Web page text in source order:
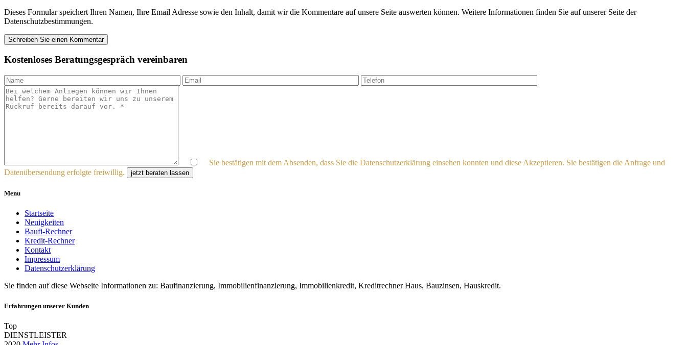
Dieses Formular speichert Ihren Namen, Ihre Email Adresse sowie den Inhalt, damit wir die Kommentare auf unsere Seite auswerten können. Weitere Informationen finden Sie auf unserer Seite der
Datenschutzbestimmungen.
Kostenloses Beratungsgespräch vereinbaren
Sie bestätigen mit dem Absenden, dass Sie die Datenschutzerklärung einsehen konnten und diese Akzeptieren. Sie bestätigen die Anfrage und
Datenübersendung erfolgte freiwillig.
jetzt beraten lassen
Menu
Startseite
Neuigkeiten
Baufi-Rechner
Kredit-Rechner
Kontakt
Impressum
Datenschutzerklärung
Sie finden auf diese Webseite Informationen zu: Baufinanzierung, Immobilienfinanzierung, Immobilienkredit, Kreditrechner Haus, Bauzinsen, Hauskredit.
Erfahrungen unserer Kunden
Top
DIENSTLEISTER